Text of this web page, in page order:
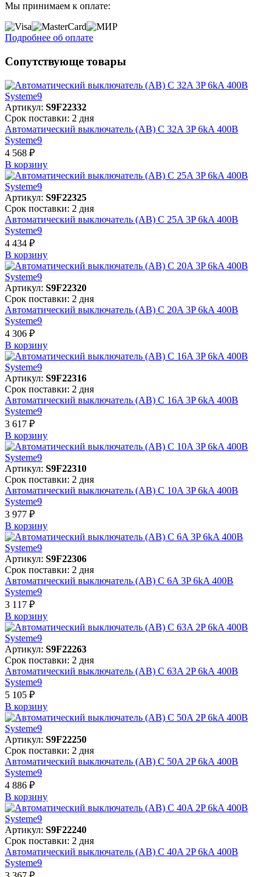
Мы принимаем к оплате:
Подробнее об оплате
Сопутствующе товары
Артикул: S9F22332
Срок поставки: 2 дня
Автоматический выключатель (АВ) C 32A 3P 6kA 400В
Systeme9
4 568 ₽
В корзинy
Артикул: S9F22325
Срок поставки: 2 дня
Автоматический выключатель (АВ) C 25A 3P 6kA 400В
Systeme9
4 434 ₽
В корзинy
Артикул: S9F22320
Срок поставки: 2 дня
Автоматический выключатель (АВ) C 20A 3P 6kA 400В
Systeme9
4 306 ₽
В корзинy
Артикул: S9F22316
Срок поставки: 2 дня
Автоматический выключатель (АВ) C 16A 3P 6kA 400В
Systeme9
3 617 ₽
В корзинy
Артикул: S9F22310
Срок поставки: 2 дня
Автоматический выключатель (АВ) C 10A 3P 6kA 400В
Systeme9
3 977 ₽
В корзинy
Артикул: S9F22306
Срок поставки: 2 дня
Автоматический выключатель (АВ) C 6A 3P 6kA 400В
Systeme9
3 117 ₽
В корзинy
Артикул: S9F22263
Срок поставки: 2 дня
Автоматический выключатель (АВ) C 63A 2P 6kA 400В
Systeme9
5 105 ₽
В корзинy
Артикул: S9F22250
Срок поставки: 2 дня
Автоматический выключатель (АВ) C 50A 2P 6kA 400В
Systeme9
4 886 ₽
В корзинy
Артикул: S9F22240
Срок поставки: 2 дня
Автоматический выключатель (АВ) C 40A 2P 6kA 400В
Systeme9